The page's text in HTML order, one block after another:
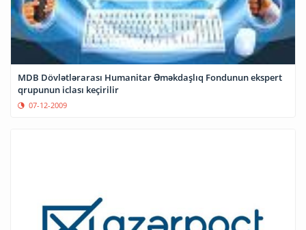
MDB Dövlətlərarası Humanitar Əməkdaşlıq Fondunun ekspert
qrupunun iclası keçirilir
07-12-2009